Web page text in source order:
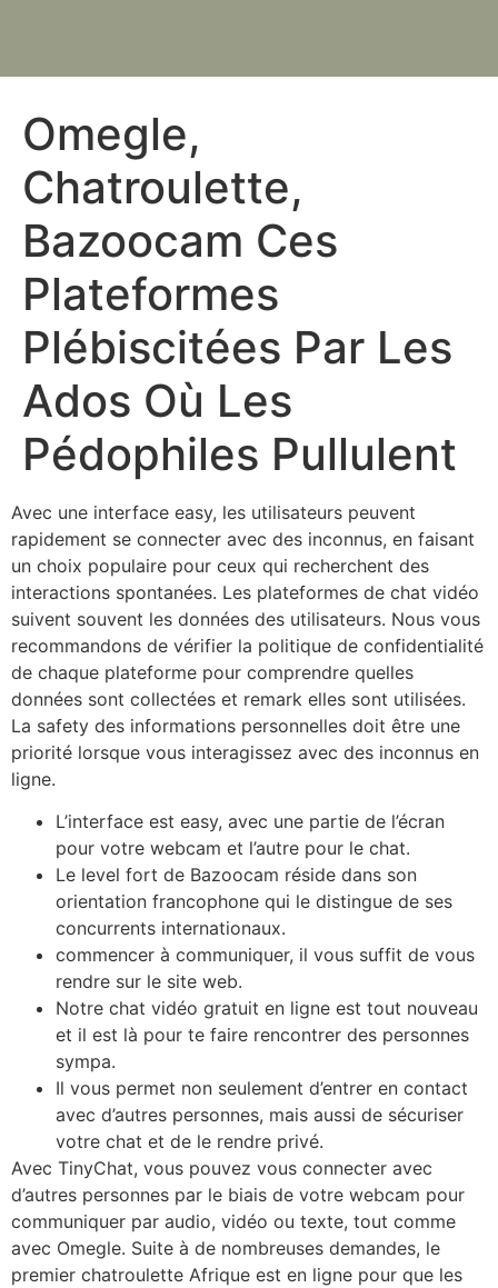
Omegle,
Chatroulette,
Bazoocam Ces
Plateformes
Plébiscitées Par Les
Ados Où Les
Pédophiles Pullulent
Avec une interface easy, les utilisateurs peuvent
rapidement se connecter avec des inconnus, en faisant
un choix populaire pour ceux qui recherchent des
interactions spontanées. Les plateformes de chat vidéo
suivent souvent les données des utilisateurs. Nous vous
recommandons de vérifier la politique de confidentialité
de chaque plateforme pour comprendre quelles
données sont collectées et remark elles sont utilisées.
La safety des informations personnelles doit être une
priorité lorsque vous interagissez avec des inconnus en
ligne.
L’interface est easy, avec une partie de l’écran
pour votre webcam et l’autre pour le chat.
Le level fort de Bazoocam réside dans son
orientation francophone qui le distingue de ses
concurrents internationaux.
commencer à communiquer, il vous suffit de vous
rendre sur le site web.
Notre chat vidéo gratuit en ligne est tout nouveau
et il est là pour te faire rencontrer des personnes
sympa.
Il vous permet non seulement d’entrer en contact
avec d’autres personnes, mais aussi de sécuriser
votre chat et de le rendre privé.
Avec TinyChat, vous pouvez vous connecter avec
d’autres personnes par le biais de votre webcam pour
communiquer par audio, vidéo ou texte, tout comme
avec Omegle. Suite à de nombreuses demandes, le
premier chatroulette Afrique est en ligne pour que les